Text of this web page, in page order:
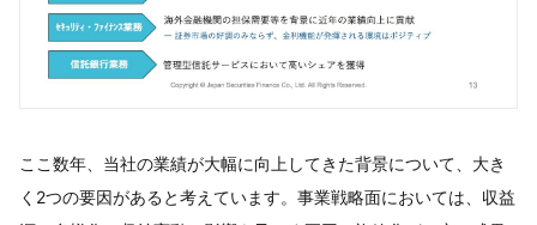
ここ数年、当社の業績が大幅に向上してきた背景について、大き
く2つの要因があると考えています。事業戦略面においては、収益